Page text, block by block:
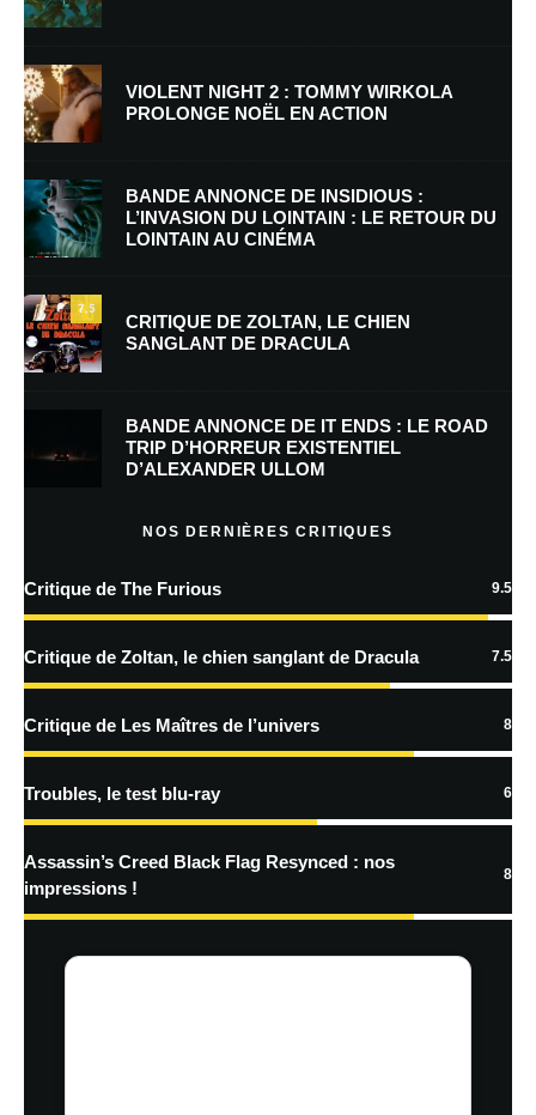
Nom*
E-mail* Site web
Enregistrer mon nom, mon e-mail et mon site dans le navigateur pour
mon prochain commentaire.
Prévenez-moi de tous les nouveaux commentaires par e-mail.
En savoir
traitées
VIOLENT NIGHT 2 : TOMMY WIRKOLA
PROLONGE NOËL EN ACTION
BANDE ANNONCE DE INSIDIOUS :
L’INVASION DU LOINTAIN : LE RETOUR DU
LOINTAIN AU CINÉMA
7.5
CRITIQUE DE ZOLTAN, LE CHIEN
SANGLANT DE DRACULA
BANDE ANNONCE DE IT ENDS : LE ROAD
TRIP D’HORREUR EXISTENTIEL
D’ALEXANDER ULLOM
NOS DERNIÈRES CRITIQUES
Critique de The Furious 9.5
Critique de Zoltan, le chien sanglant de Dracula 7.5
Critique de Les Maîtres de l’univers 8
Troubles, le test blu-ray 6
Assassin’s Creed Black Flag Resynced : nos
impressions !
8